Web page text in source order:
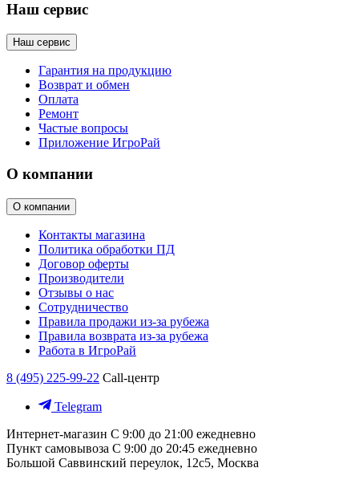
Наш сервис
Наш сервис
Гарантия на продукцию
Возврат и обмен
Оплата
Ремонт
Частые вопросы
Приложение ИгроРай
О компании
О компании
Контакты магазина
Политика обработки ПД
Договор оферты
Производители
Отзывы о нас
Сотрудничество
Правила продажи из-за рубежа
Правила возврата из-за рубежа
Работа в ИгроРай
8 (495) 225-99-22 Call-центр
Telegram
Интернет-магазин С 9:00 до 21:00 ежедневно
Пункт самовывоза С 9:00 до 20:45 ежедневно
Большой Саввинский переулок, 12с5, Москва